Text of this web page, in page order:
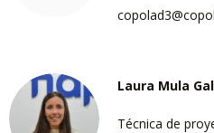
Laura Mula
Técnica de